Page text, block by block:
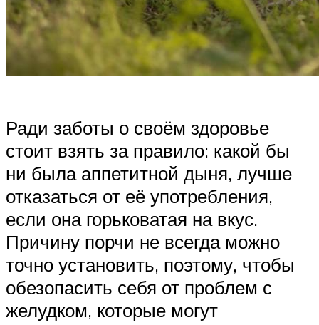
Ради заботы о своём здоровье
стоит взять за правило: какой бы
ни была аппетитной дыня, лучше
отказаться от её употребления,
если она горьковатая на вкус.
Причину порчи не всегда можно
точно установить, поэтому, чтобы
обезопасить себя от проблем с
желудком, которые могут